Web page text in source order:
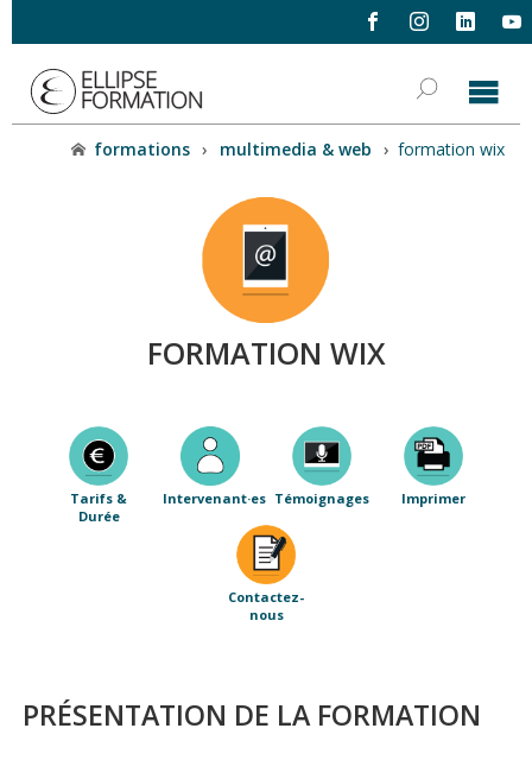
formations › multimedia & web › formation wix
FORMATION WIX
Tarifs &
Durée
Intervenant·es Témoignages Imprimer
Contactez-
nous
PRÉSENTATION DE LA FORMATION